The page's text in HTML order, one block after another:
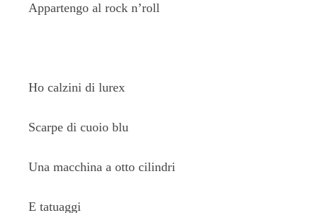
Appartengo al rock n’roll
Ho calzini di lurex
Scarpe di cuoio blu
Una macchina a otto cilindri
E tatuaggi